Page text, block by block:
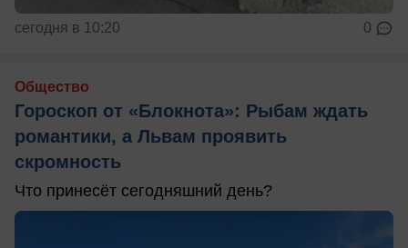
сегодня в 10:20 0
Общество
Гороскоп от «Блокнота»: Рыбам ждать
романтики, а Львам проявить
скромность
Что принесёт сегодняшний день?